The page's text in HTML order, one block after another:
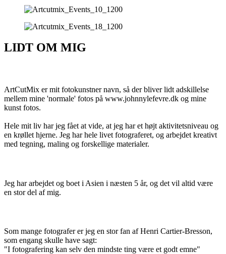
LIDT OM MIG
ArtCutMix er mit fotokunstner navn, så der bliver lidt adskillelse
mellem mine 'normale' fotos på www.johnnylefevre.dk og mine
kunst fotos.
Hele mit liv har jeg fået at vide, at jeg har et højt aktivitetsniveau og
en krøllet hjerne. Jeg har hele livet fotograferet, og arbejdet kreativt
med tegning, maling og forskellige materialer.
Jeg har arbejdet og boet i Asien i næsten 5 år, og det vil altid være
en stor del af mig.
Som mange fotografer er jeg en stor fan af Henri Cartier-Bresson,
som engang skulle have sagt:
"I fotografering kan selv den mindste ting være et godt emne"